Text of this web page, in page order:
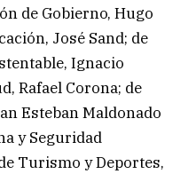
de Gobierno, Hugo
José Sand; de
Ignacio
Rafael Corona; de
Esteban Maldonado
y Seguridad
Turismo y Deportes,